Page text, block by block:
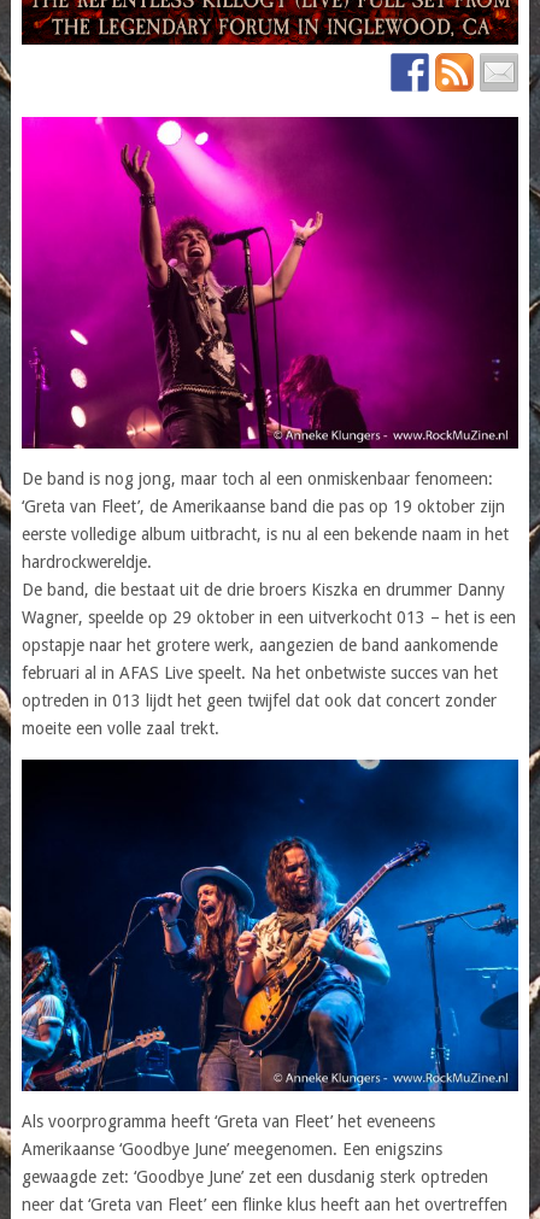
De band is nog jong, maar toch al een onmiskenbaar fenomeen:
‘Greta van Fleet’, de Amerikaanse band die pas op 19 oktober zijn
eerste volledige album uitbracht, is nu al een bekende naam in het
hardrockwereldje.
De band, die bestaat uit de drie broers Kiszka en drummer Danny
Wagner, speelde op 29 oktober in een uitverkocht 013 – het is een
opstapje naar het grotere werk, aangezien de band aankomende
februari al in AFAS Live speelt. Na het onbetwiste succes van het
optreden in 013 lijdt het geen twijfel dat ook dat concert zonder
moeite een volle zaal trekt.
Als voorprogramma heeft ‘Greta van Fleet’ het eveneens
Amerikaanse ‘Goodbye June’ meegenomen. Een enigszins
gewaagde zet: ‘Goodbye June’ zet een dusdanig sterk optreden
neer dat ‘Greta van Fleet’ een flinke klus heeft aan het overtreffen